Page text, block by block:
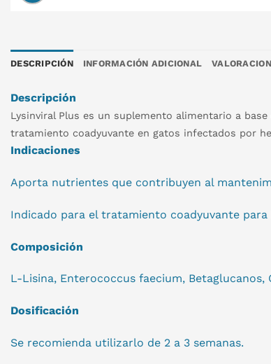
DESCRIPCIÓN INFORMACIÓN ADICIONAL
Descripción
Lysinviral Plus es un suplemento alimentario a
tratamiento coadyuvante en gatos infectados por
Indicaciones
Aporta nutrientes que contribuyen al
Indicado para el tratamiento coadyuvante
Composición
L-Lisina, Enterococcus faecium,
Dosificación
Se recomienda utilizarlo de 2 a 3 semanas.